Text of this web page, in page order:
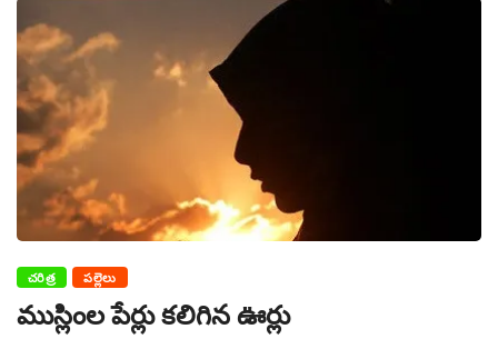
చరిత్ర పల్లెలు
ముస్లింల పేర్లు కలిగిన ఊర్లు